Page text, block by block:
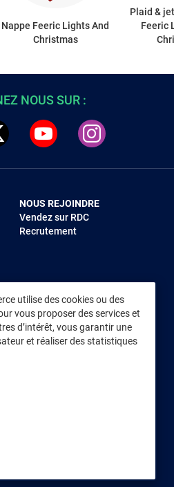
Nappe Feeric Lights And
Christmas
Plaid &
Feeric
NOUS SUR :
NOUS REJOINDRE
Vendez sur RDC
Recrutement
utilise des cookies ou des
vous proposer des services et
d’intérêt, vous garantir une
et réaliser des statistiques